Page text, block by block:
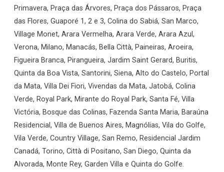
Primavera, Praça das Árvores, Praça dos Pássaros, Praça
das Flores, Guaporé 1, 2 e 3, Colina do Sabiá, San Marco,
Village Monet, Arara Vermelha, Arara Verde, Arara Azul,
Verona, Milano, Manacás, Bella Città, Paineiras, Aroeira,
Figueira Branca, Pirangueira, Jardim Saint Gerard, Buritis,
Quinta da Boa Vista, Santorini, Siena, Alto do Castelo, Portal
da Mata, Villa Dei Fiori, Vivendas da Mata, Jatobá, Colina
Verde, Royal Park, Mirante do Royal Park, Santa Fé, Villa
Victória, Bosque das Colinas, Fazenda Santa Maria, Baraúna
Residencial, Villa de Buenos Aires, Magnólias, Vila do Golfe,
Vila Verde, Country Village, San Remo, Residencial Jardim
Canadá, Torino, Città di Positano, San Diego, Quinta da
Alvorada, Monte Rey, Garden Villa e Quinta do Golfe.